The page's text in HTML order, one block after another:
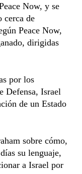
Now, y se
cerca de
Peace Now,
dirigidas
por los
Defensa, Israel
de un Estado
sobre cómo,
su lenguaje,
a Israel por